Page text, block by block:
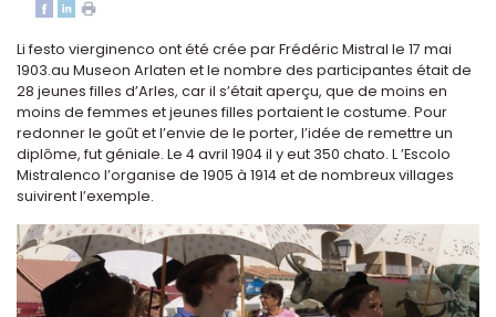
Li festo vierginenco ont été crée par Frédéric Mistral le 17 mai
1903.au Museon Arlaten et le nombre des participantes était de
28 jeunes filles d’Arles, car il s’était aperçu, que de moins en
moins de femmes et jeunes filles portaient le costume. Pour
redonner le goût et l’envie de le porter, l’idée de remettre un
diplôme, fut géniale. Le 4 avril 1904 il y eut 350 chato. L ’Escolo
Mistralenco l’organise de 1905 à 1914 et de nombreux villages
suivirent l’exemple.